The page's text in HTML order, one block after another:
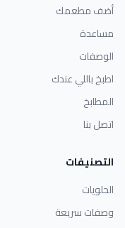
أضف مطعمك
مساعدة
الوصفات
اطبخ باللي عندك
المطابخ
اتصل بنا
التصنيفات
الحلويات
وصفات سريعة